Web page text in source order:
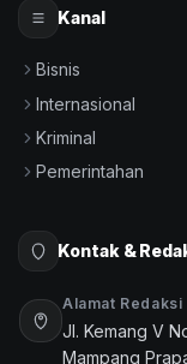
Kanal
Bisnis
Internasional
Kriminal
Pemerintahan
Kontak &
Alamat Redaksi
Jl. Kemang V
Mampang